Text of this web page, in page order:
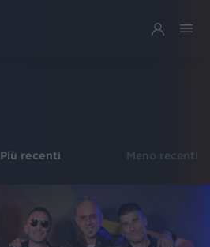
Più recenti Meno recenti